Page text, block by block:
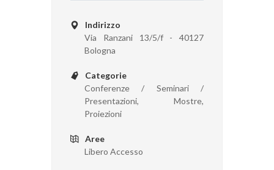
Indirizzo
Via Ranzani 13/5/f - 40127
Bologna
Categorie
Conferenze / Seminari /
Presentazioni, Mostre,
Proiezioni
Aree
Libero Accesso